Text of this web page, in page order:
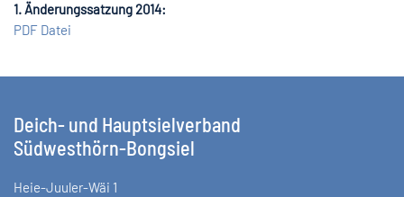
1. Änderungssatzung 2014:
PDF Datei
Deich- und Hauptsielverband
Südwesthörn-Bongsiel
Heie-Juuler-Wäi 1